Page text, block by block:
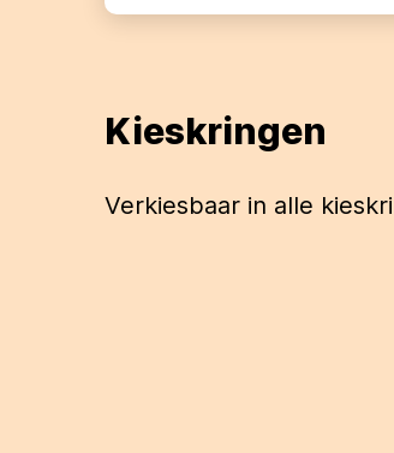
Kieskringen
Verkiesbaar in alle